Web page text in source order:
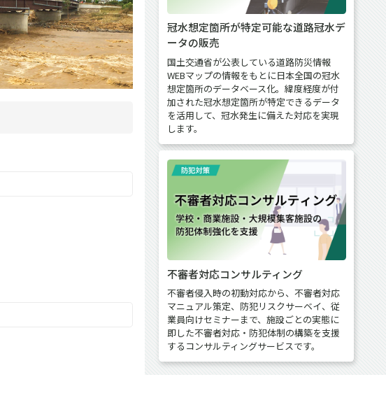
冠水想定箇所が特定可能な道路冠水デ
ータの販売
国土交通省が公表している道路防災情報
WEBマップの情報をもとに日本全国の冠水
想定箇所のデータベース化。緯度経度が付
加された冠水想定箇所が特定できるデータ
を活用して、冠水発生に備えた対応を実現
します。
不審者対応コンサルティング
不審者侵入時の初動対応から、不審者対応
マニュアル策定、防犯リスクサーベイ、従
業員向けセミナーまで、施設ごとの実態に
即した不審者対応・防犯体制の構築を支援
するコンサルティングサービスです。